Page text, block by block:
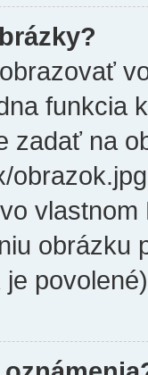
funkcia
zadať na
obrázku